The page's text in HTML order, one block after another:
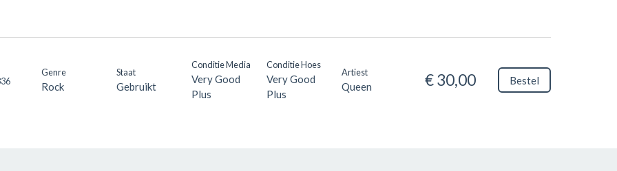
Genre
Rock
Staat
Gebruikt
Conditie Media
Very Good
Plus
Conditie Hoes
Very Good
Plus
Artiest
Queen € 30,00 Bestel